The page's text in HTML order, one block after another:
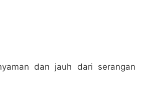
dan jauh dari serangan